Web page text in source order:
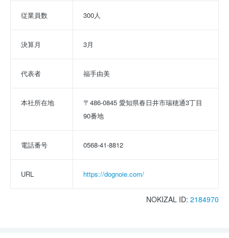
従業員数 300人
決算月 3月
代表者 福手由美
本社所在地
〒486-0845 愛知県春日井市瑞穂通3丁目
90番地
電話番号 0568-41-8812
URL https://dognoie.com/
NOKIZAL ID: 2184970